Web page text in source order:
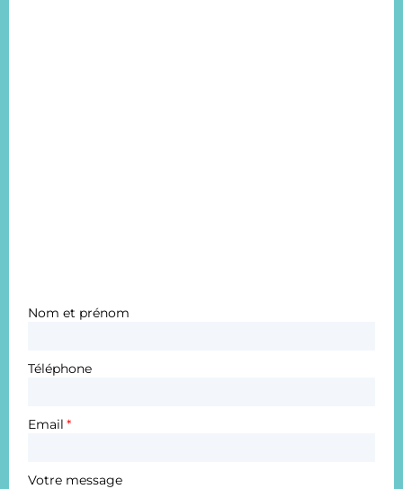
Nom et prénom
Téléphone
Email *
Votre message